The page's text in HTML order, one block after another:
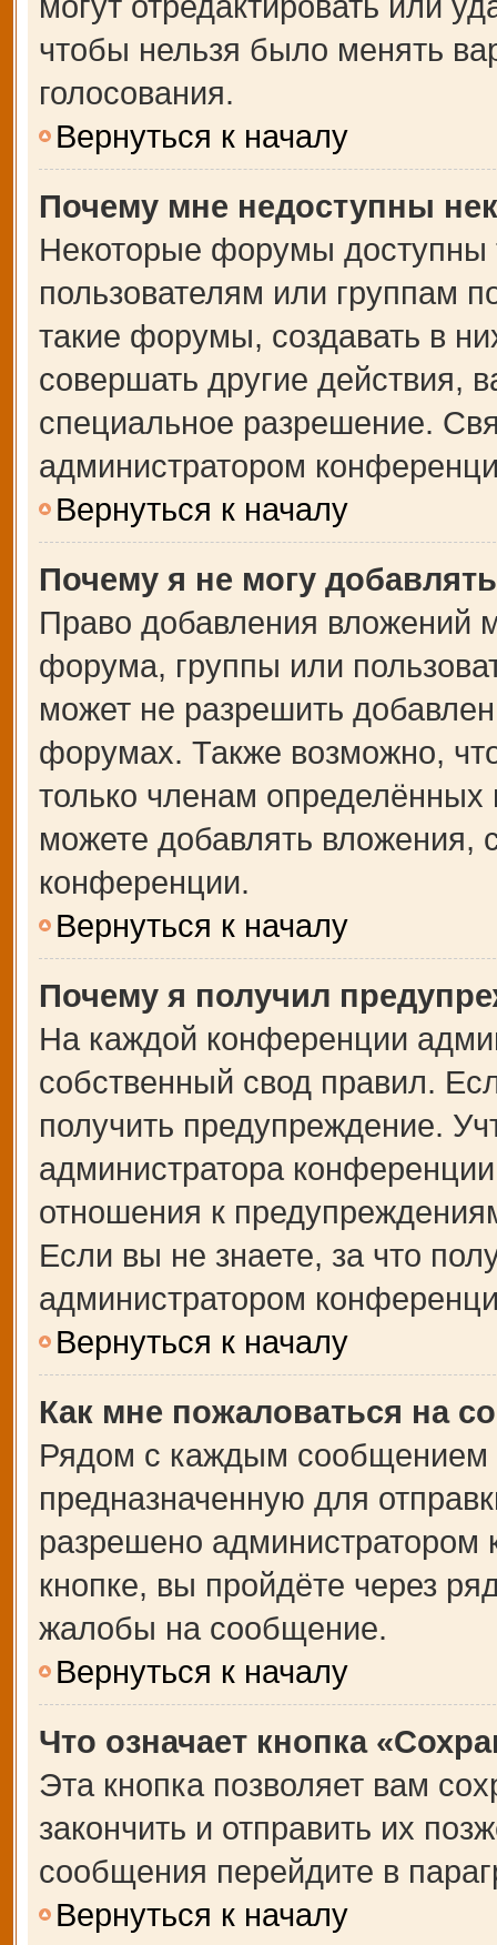
чтобы нельзя было менять
голосования.
Вернуться к началу
Почему мне недоступны
Некоторые форумы доступны
пользователям или группам
такие форумы, создавать в
совершать другие действия,
специальное разрешение.
администратором
Вернуться к началу
Почему я не могу
Право добавления вложений
форума, группы или
может не разрешить
форумах. Также возможно,
только членам
можете добавлять вложения,
конференции.
Вернуться к началу
Почему я получил
На каждой конференции
собственный свод правил.
получить предупреждение.
администратора
отношения к
Если вы не знаете, за что
администратором
Вернуться к началу
Как мне пожаловаться на
Рядом с каждым сообщением
предназначенную для
разрешено
кнопке, вы пройдёте через
жалобы на сообщение.
Вернуться к началу
Что означает кнопка
Эта кнопка позволяет вам
закончить и отправить их
сообщения перейдите в
Вернуться к началу